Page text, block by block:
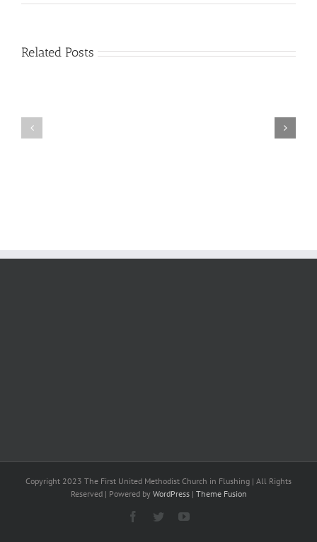
Related Posts
Copyright 2023 The First United Methodist Church in Flushing | All Rights
Reserved | Powered by WordPress| Theme Fusion
Facebook
TwitterYouTube